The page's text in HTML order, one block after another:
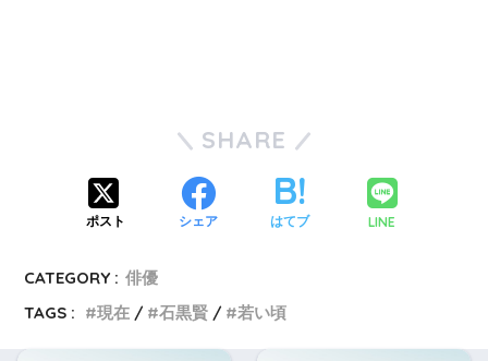
SHARE
ポスト シェア はてブ LINE
CATEGORY : 俳優
TAGS :
現在 石黒賢 若い頃